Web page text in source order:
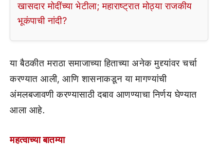
खासदार मोदींच्या भेटीला; महाराष्ट्रात मोठ्या राजकीय
भूकंपाची नांदी?
या बैठकीत मराठा समाजाच्या हिताच्या अनेक मुद्द्यांवर चर्चा
करण्यात आली, आणि शासनाकडून या मागण्यांची
अंमलबजावणी करण्यासाठी दबाव आणण्याचा निर्णय घेण्यात
आला आहे.
महत्वाच्या बातम्या